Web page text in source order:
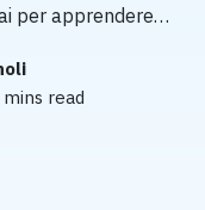
mins read
per apprendere…